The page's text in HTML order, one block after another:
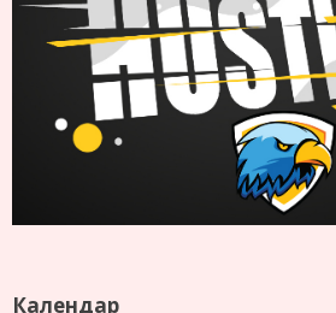
Календар